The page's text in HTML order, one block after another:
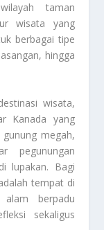
taman
wisata yang
berbagai tipe
hingga
wisata,
Kanada yang
megah,
pegunungan
lupakan. Bagi
tempat di
berpadu
sekaligus